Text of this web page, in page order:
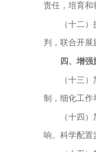
责任，培育和
（十二
判，联合开展
四、增
（十三
制，细化工作
（十四
响。科学配置